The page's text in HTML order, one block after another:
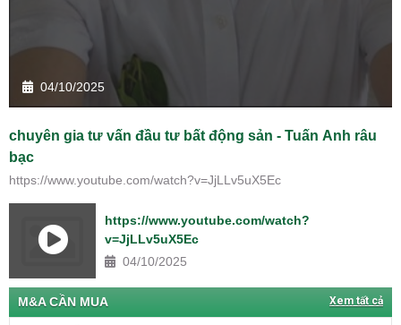
04/10/2025
chuyên gia tư vấn đầu tư bất động sản - Tuấn Anh râu
bạc
https://www.youtube.com/watch?v=JjLLv5uX5Ec
https://www.youtube.com/watch?
v=JjLLv5uX5Ec
04/10/2025
M&A CẦN MUA Xem tất cả